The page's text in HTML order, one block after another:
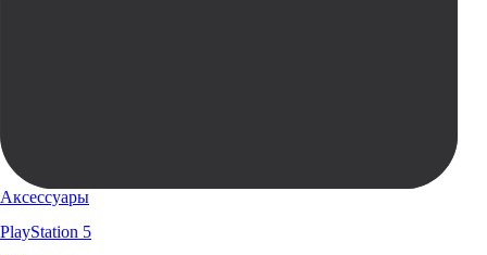
Аксессуары
PlayStation 5